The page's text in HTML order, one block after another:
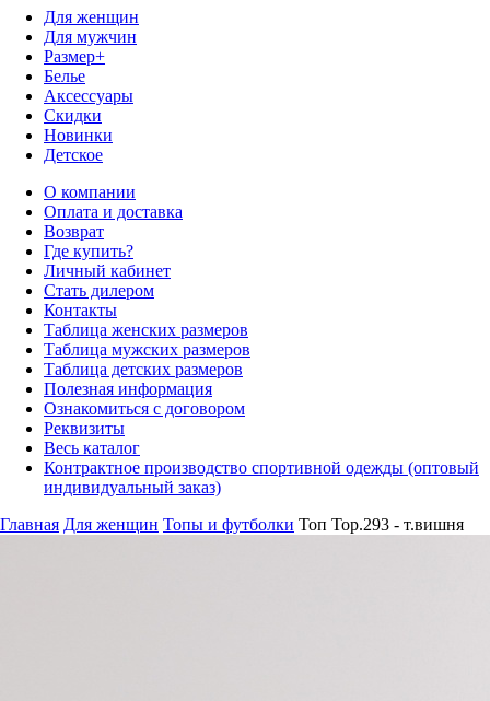
Для женщин
Для мужчин
Размер+
Белье
Аксессуары
Скидки
Новинки
Детское
О компании
Оплата и доставка
Возврат
Где купить?
Личный кабинет
Стать дилером
Контакты
Таблица женских размеров
Таблица мужских размеров
Таблица детских размеров
Полезная информация
Ознакомиться с договором
Реквизиты
Весь каталог
Контрактное производство спортивной одежды (оптовый
индивидуальный заказ)
Главная Для женщин Топы и футболки Топ Top.293 - т.вишня